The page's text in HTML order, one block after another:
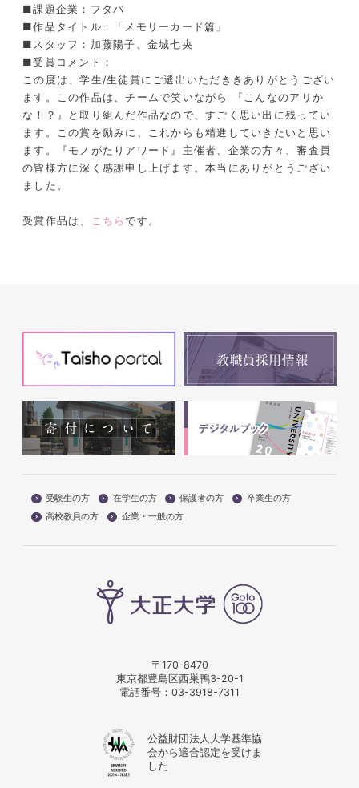
■課題企業：フタバ
■作品タイトル：「メモリーカード篇」
■スタッフ：加藤陽子、金城七央
■受賞コメント：
この度は、学生/生徒賞にご選出いただききありがとうござい
ます。この作品は、チームで笑いながら 『こんなのアリか
な！？』と取り組んだ作品なので、すごく思い出に残ってい
ます。この賞を励みに、これからも精進していきたいと思い
ます。『モノがたりアワード』主催者、企業の方々、審査員
の皆様方に深く感謝申し上げます。本当にありがとうござい
ました。
受賞作品は、 こちらです。
受験生の方 在学生の方 保護者の方
卒業生の方
高校教員の方
企業・一般の方
〒170-8470
東京都豊島区西巣鴨3-20-1
電話番号： 03-3918-7311
公益財団法人大学基準協
会から適合認定を受けま
した